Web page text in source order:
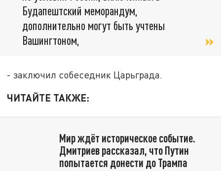
Будапештский меморандум,
дополнительно могут быть учтены
Вашингтоном,
- заключил собеседник Царьграда.
ЧИТАЙТЕ ТАКЖЕ:
Мир ждёт историческое событие.
Дмитриев рассказал, что Путин
попытается донести до Трампа